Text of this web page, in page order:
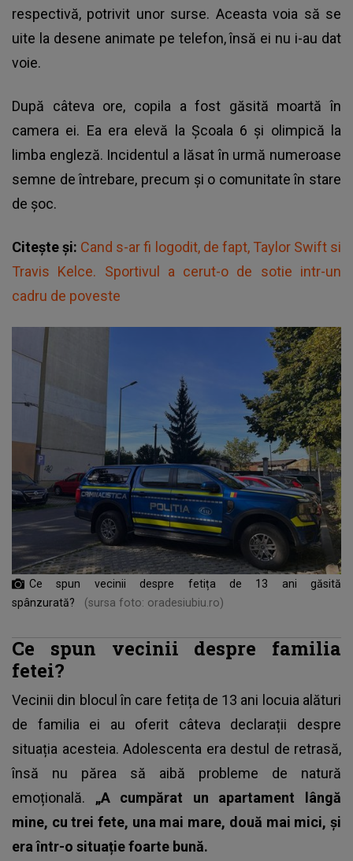
respectivă, potrivit unor surse. Aceasta voia să se
uite la desene animate pe telefon, însă ei nu i-au dat
voie.
După câteva ore, copila a fost găsită moartă în
camera ei. Ea era elevă la Școala 6 și olimpică la
limba engleză. Incidentul a lăsat în urmă numeroase
semne de întrebare, precum și o comunitate în stare
de șoc.
Citește și: Cand s-ar fi logodit, de fapt, Taylor Swift si
Travis Kelce. Sportivul a cerut-o de sotie intr-un
cadru de poveste
Ce spun vecinii despre fetița de 13 ani găsită
spânzurată?
(sursa foto: oradesiubiu.ro)
Ce spun vecinii despre familia
fetei?
Vecinii din blocul în care fetița de 13 ani locuia alături
de familia ei au oferit câteva declarații despre
situația acesteia. Adolescenta era destul de retrasă,
însă nu părea să aibă probleme de natură
emoțională. „A cumpărat un apartament lângă
mine, cu trei fete, una mai mare, două mai mici, și
era într-o situație foarte bună.